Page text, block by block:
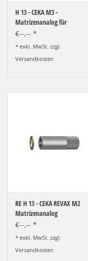
H 13 - CEKA M3 -
Matrizenanalog für
Reparaturen
€--,-- *
* exkl. MwSt. zzgl.
Versandkosten
RE H 13 - CEKA REVAX M2
Matrizenanalog
€--,-- *
* exkl. MwSt. zzgl.
Versandkosten